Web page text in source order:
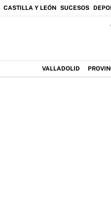
CASTILLA Y LEÓN SUCESOS
VALLADOLID